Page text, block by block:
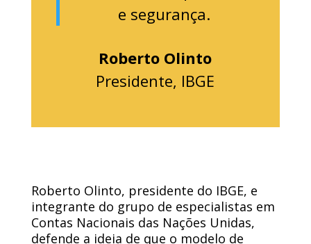
e segurança.
Roberto Olinto
Presidente, IBGE
Roberto Olinto, presidente do IBGE, e
integrante do grupo de especialistas em
Contas Nacionais das Nações Unidas,
defende a ideia de que o modelo de